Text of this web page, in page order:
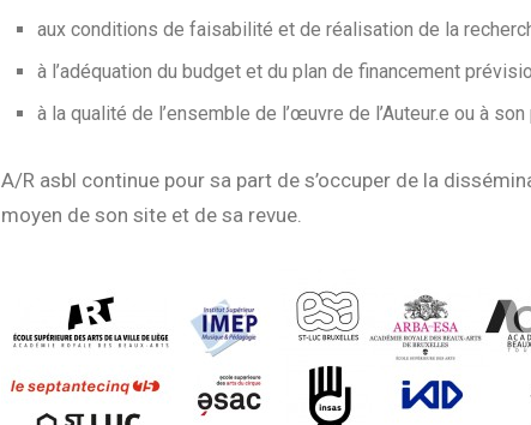
aux conditions de faisabilité et de réalisation de la
à l’adéquation du budget et du plan de financement
à la qualité de l’ensemble de l’œuvre de l’Auteur.e ou à
A/R asbl continue pour sa part de s’occuper de la
moyen de son site et de sa revue.